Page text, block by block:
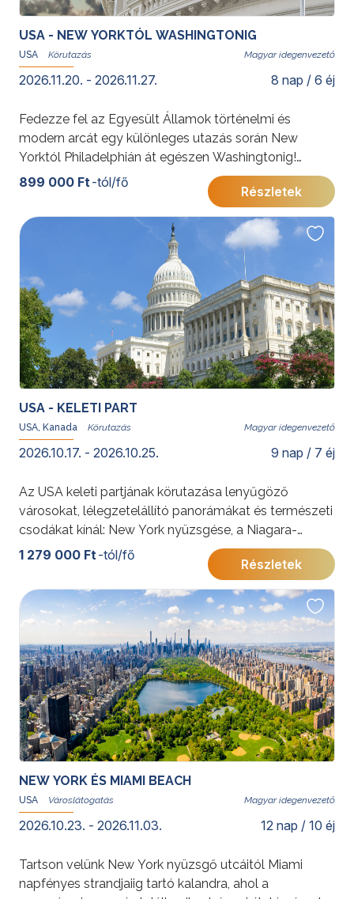
USA - NEW YORKTÓL WASHINGTONIG
USA Magyar idegenvezető
2026.11.20. - 2026.11.27. 8 nap / 6 éj
Fedezze fel az Egyesült Államok történelmi és
modern arcát egy különleges utazás során New
Yorktól Philadelphián át egészen Washingtonig!
Három ikonikus város, ahol Amerika múltja és jelene
További érdekességekért az Amerikai Egyesült
Államokról kattintson
ide
899 000 Ft -tól/fő
Részletek
USA - KELETI PART
USA, Kanada Magyar idegenvezető
2026.10.17. - 2026.10.25. 9 nap / 7 éj
Az USA keleti partjának körutazása lenyűgöző
városokat, lélegzetelállító panorámákat és természeti
csodákat kínál: New York nyüzsgése, a Niagara-
vízesés ereje és Washington történelmi emlékei
felejthetetlen élményt nyújtanak. A felhőkarcolóktól a
tóvidékig, ez az utazás Amerika sokszínűségét tárja
fel.
További érdekességekért az Amerikai Egyesült
Államokról kattintson ide.
1 279 000 Ft -tól/fő
Részletek
NEW YORK ÉS MIAMI BEACH
USA Magyar idegenvezető
2026.10.23. - 2026.11.03. 12 nap / 10 éj
Tartson velünk New York nyüzsgő utcáitól Miami
napfényes strandjaiig tartó kalandra, ahol a